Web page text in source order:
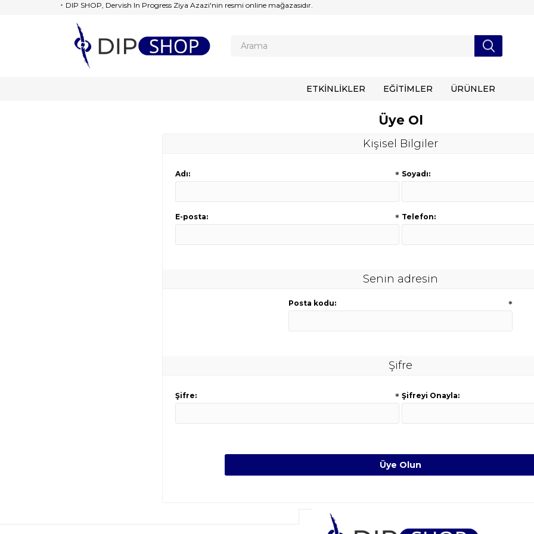
DIP SHOP, Dervish In Progress Ziya Azazi'nin resmi online mağazasıdır.
ETKİNLİKLER EĞİTİMLER ÜRÜNLER
Üye Ol
Kişisel Bilgiler
Adı: * Soyadı:
E-posta: * Telefon:
Senin adresin
Posta kodu: *
Şifre
Şifre: * Şifreyi Onayla: